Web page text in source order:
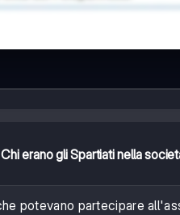
Chi erano gli Spartiati nella
potevano partecipare